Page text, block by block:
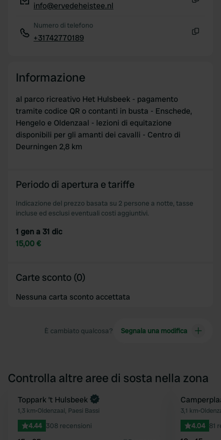
info@ervedeheistee.nl
Numero di telefono
+31742770189
Informazione
al parco ricreativo Het Hulsbeek - pagamento
tramite codice QR o contanti in busta - Enschede,
Hengelo e Oldenzaal - lezioni di equitazione
disponibili per gli amanti dei cavalli - Centro di
Deurningen 2,8 km
Periodo di apertura e tariffe
Indicazione del prezzo basata su 2 persone a notte, tasse
incluse ed esclusi eventuali costi aggiuntivi.
1 gen a 31 dic
15,00 €
Carte sconto (0)
Nessuna carta sconto accettata
È cambiato qualcosa? Segnala una modifica
Controlla altre aree di sosta nella zona
Preferito
Prenota ora
Toppark ’t Hulsbeek
1,3 km•Oldenzaal, Paesi Bassi
4.44 308 recensioni
3,1 km•
4.04 81